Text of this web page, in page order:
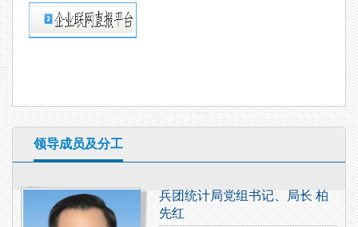
领导成员及分工
兵团统计局党组书记、局长 柏
先红